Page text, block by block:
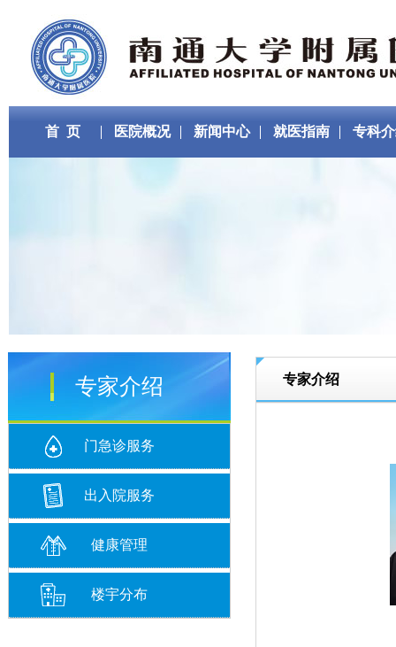
首 页 医院概况 新闻中心 就医指南 专科
专家介绍
门急诊服务
出入院服务
健康管理
楼宇分布
专家介绍